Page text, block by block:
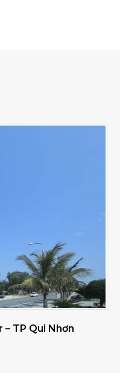
– TP Qui Nhơn